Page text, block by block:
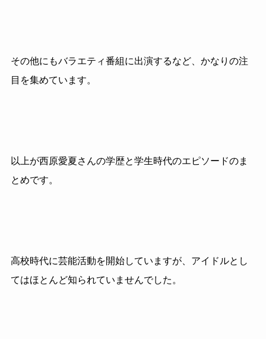
その他にもバラエティ番組に出演するなど、かなりの注
目を集めています。
以上が西原愛夏さんの学歴と学生時代のエピソードのま
とめです。
高校時代に芸能活動を開始していますが、アイドルとし
てはほとんど知られていませんでした。